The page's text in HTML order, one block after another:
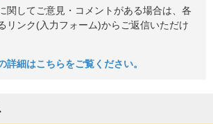
関してご意見・コメントがある場合は、各
リンク(入力フォーム)からご返信いただけ
細はこちらをご覧ください。